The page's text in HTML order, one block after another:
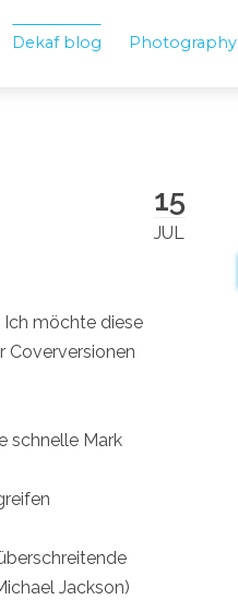
Dekaf blog Photography
15
JUL
möchte diese
Coverversionen
schnelle Mark
Jackson)